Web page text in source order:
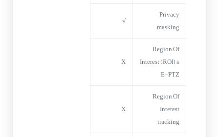
Privacy
masking
√
Region Of
Interest (ROI) &
E-PTZ
X
Region Of
Interest
tracking
X